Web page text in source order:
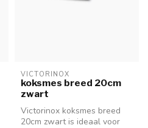
VICTORINOX
koksmes breed 20cm
zwart
Victorinox koksmes breed
20cm zwart is ideaal voor